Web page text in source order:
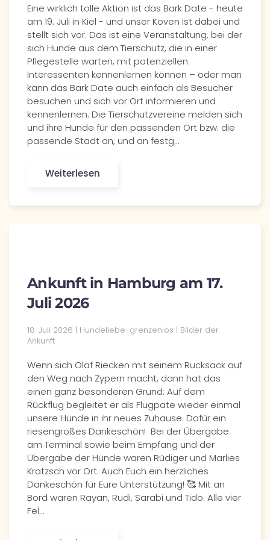
Eine wirklich tolle Aktion ist das Bark Date - heute
am 19. Juli in Kiel - und unser Koven ist dabei und
stellt sich vor. Das ist eine Veranstaltung, bei der
sich Hunde aus dem Tierschutz, die in einer
Pflegestelle warten, mit potenziellen
Interessenten kennenlernen können – oder man
kann das Bark Date auch einfach als Besucher
besuchen und sich vor Ort informieren und
kennenlernen. Die Tierschutzvereine melden sich
und ihre Hunde für den passenden Ort bzw. die
passende Stadt an, und an festg…
Weiterlesen
Ankunft in Hamburg am 17.
Juli 2026
18. Juli 2026 | Hundeliebe-grenzenlos | Bilder der
Ankunft
Wenn sich Olaf Riecken mit seinem Rucksack auf
den Weg nach Zypern macht, dann hat das
einen ganz besonderen Grund: Auf dem
Rückflug begleitet er als Flugpate wieder einmal
unsere Hunde in ihr neues Zuhause. Dafür ein
riesengroßes Dankeschön! Bei der Übergabe
am Terminal sowie beim Empfang und der
Übergabe der Hunde waren Rüdiger und Marlies
Kratzsch vor Ort. Auch Euch ein herzliches
Dankeschön für Eure Unterstützung! 🥰 Mit an
Bord waren Rayan, Rudi, Sarabi und Tido. Alle vier
Fel…